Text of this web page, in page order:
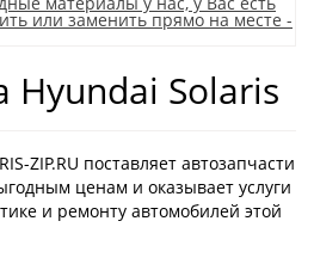
Hyundai Solaris
ZIP.RU поставляет автозапчасти
ценам и оказывает услуги
и ремонту автомобилей этой